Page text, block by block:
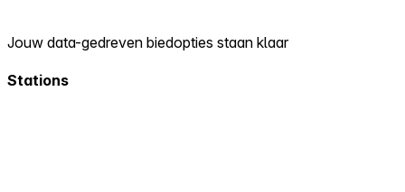
Jouw data-gedreven biedopties staan klaar
Stations